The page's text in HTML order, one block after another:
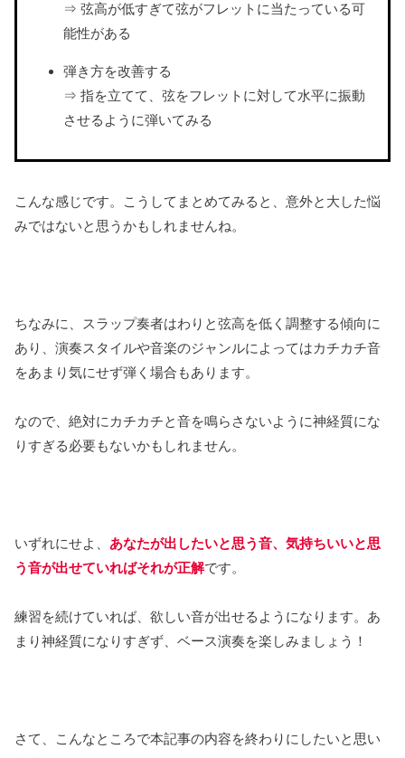
⇒ 弦高が低すぎて弦がフレットに当たっている可
能性がある
弾き方を改善する
⇒ 指を立てて、弦をフレットに対して水平に振動
させるように弾いてみる
こんな感じです。こうしてまとめてみると、意外と大した悩
みではないと思うかもしれませんね。
ちなみに、スラップ奏者はわりと弦高を低く調整する傾向に
あり、演奏スタイルや音楽のジャンルによってはカチカチ音
をあまり気にせず弾く場合もあります。
なので、絶対にカチカチと音を鳴らさないように神経質にな
りすぎる必要もないかもしれません。
いずれにせよ、 あなたが出したいと思う音、気持ちいいと思
う音が出せていればそれが正解です。
練習を続けていれば、欲しい音が出せるようになります。あ
まり神経質になりすぎず、ベース演奏を楽しみましょう！
さて、こんなところで本記事の内容を終わりにしたいと思い